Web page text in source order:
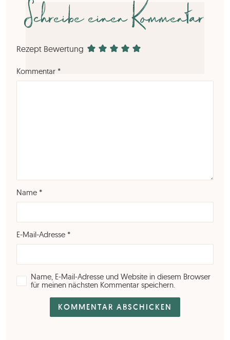
Schreibe einen Kommentar
Rezept Bewertung
Kommentar *
Name *
E-Mail-Adresse *
Name, E-Mail-Adresse und Website in diesem Browser
für meinen nächsten Kommentar speichern.